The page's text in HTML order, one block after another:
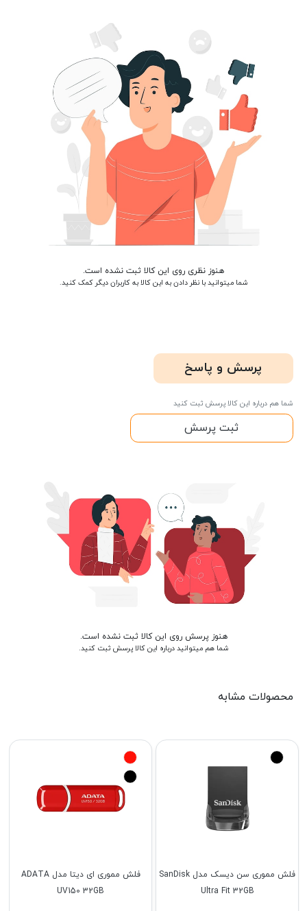
هنوز نظری روی این کالا ثبت نشده است.
شما میتوانید با نظر دادن به این کالا به کاربران دیگر کمک کنید.
پرسش و پاسخ
شما هم درباره این کالا پرسش ثبت کنید
ثبت پرسش
هنوز پرسش روی این کالا ثبت نشده است.
شما هم میتوانید درباره این کالا پرسش ثبت کنید.
محصولات مشابه
فلش مموری ای دیتا مدل ADATA
UV150 32GB
فلش مموری سن دیسک مدل SanDisk
Ultra Fit 32GB